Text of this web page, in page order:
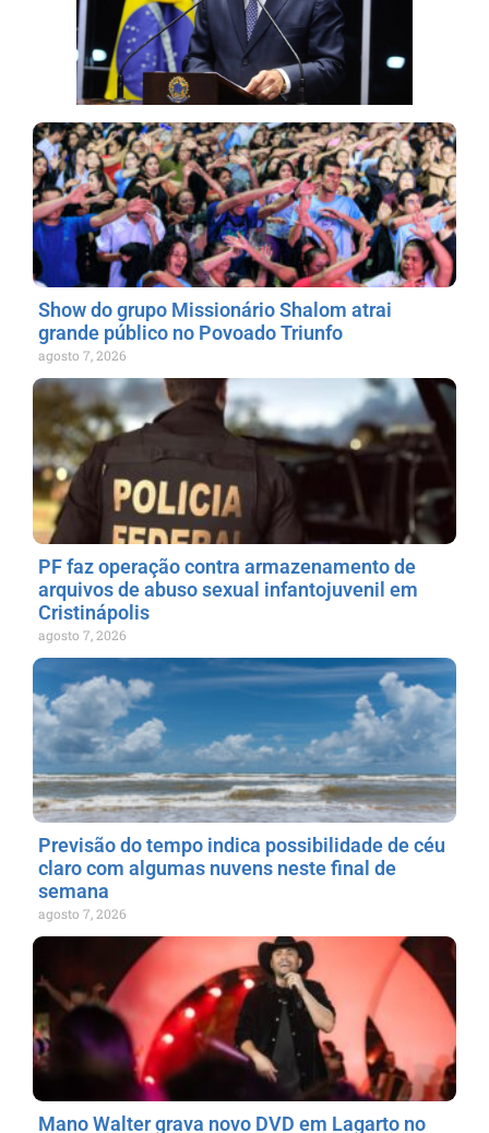
Show do grupo Missionário Shalom atrai
grande público no Povoado Triunfo
agosto 7, 2026
PF faz operação contra armazenamento de
arquivos de abuso sexual infantojuvenil em
Cristinápolis
agosto 7, 2026
Previsão do tempo indica possibilidade de céu
claro com algumas nuvens neste final de
semana
agosto 7, 2026
Mano Walter grava novo DVD em Lagarto no